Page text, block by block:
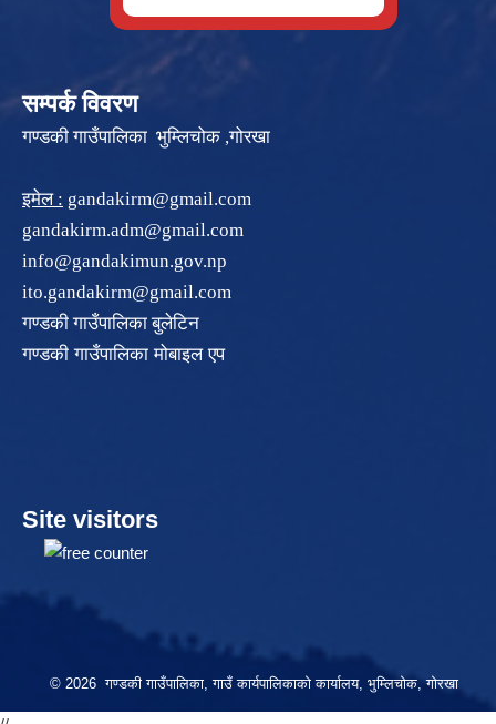
सम्पर्क विवरण
गण्डकी गाउँपालिका भुम्लिचोक ,गोरखा
इमेल : gandakirm@gmail.com
gandakirm.adm@gmail.com
info@gandakimun.gov.np
ito.gandakirm@gmail.com
गण्डकी गाउँपालिका बुलेटिन
गण्डकी गाउँपालिका मोबाइल एप
Site visitors
© 2026 गण्डकी गाउँपालिका, गाउँ कार्यपालिकाको कार्यालय, भुम्लिचोक, गोरखा